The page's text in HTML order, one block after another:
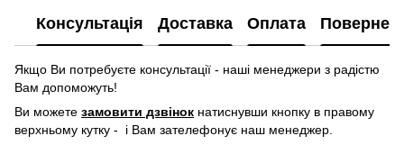
Консультація Доставка Оплата
Якщо Ви потребуєте консультації - наші менеджери з радістю
Вам допоможуть!
Ви можете замовити дзвінок натиснувши кнопку в правому
верхньому кутку -
і Вам зателефонує наш менеджер.